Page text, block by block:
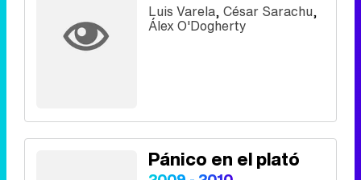
Luis Varela, César Sarachu,
Álex O'Dogherty
Pánico en el plató